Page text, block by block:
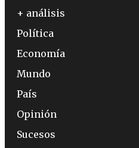
+ análisis
Política
Economía
Mundo
País
Opinión
Sucesos